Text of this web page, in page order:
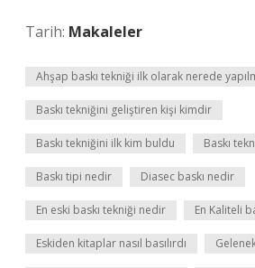
Tarih: Makaleler
Ahşap baskı tekniği ilk olarak nerede
Baskı tekniğini geliştiren kişi kimdir
Baskı tekniğini ilk kim buldu Baskı
Baskı tipi nedir Diasec baskı nedir
En eski baskı tekniği nedir En Kaliteli
Eskiden kitaplar nasıl basılırdı